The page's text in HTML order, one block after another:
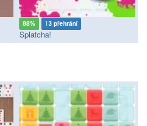
88% 13 přehrání
Splatcha!